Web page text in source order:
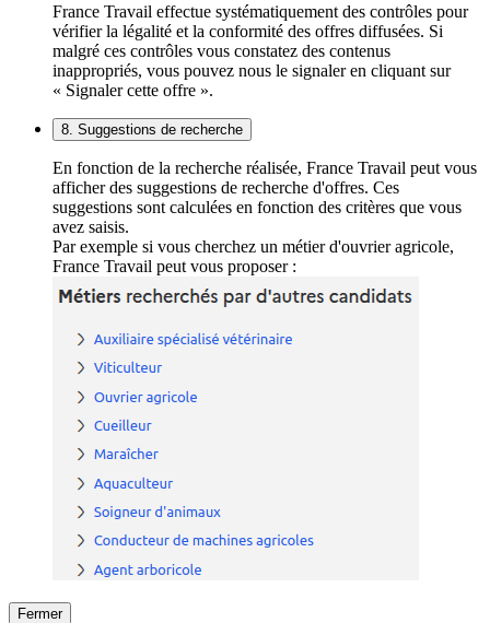
France Travail effectue systématiquement des contrôles pour
vérifier la légalité et la conformité des offres diffusées. Si
malgré ces contrôles vous constatez des contenus
inappropriés, vous pouvez nous le signaler en cliquant sur
« Signaler cette offre ».
8. Suggestions de recherche
En fonction de la recherche réalisée, France Travail peut vous
afficher des suggestions de recherche d'offres. Ces
suggestions sont calculées en fonction des critères que vous
avez saisis.
Par exemple si vous cherchez un métier d'ouvrier agricole,
France Travail peut vous proposer :
Fermer